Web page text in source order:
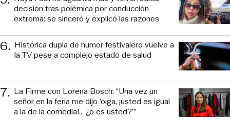
decisión tras polémica por conducción
extrema: se sinceró y explicó las razones
6. Histórica dupla de humor festivalero vuelve a
la TV pese a complejo estado de salud
7. La Firme con Lorena Bosch: “Una vez un
señor en la feria me dijo ‘oiga, ¡usted es igual
a la de la comedia!... ¿o es usted?’”